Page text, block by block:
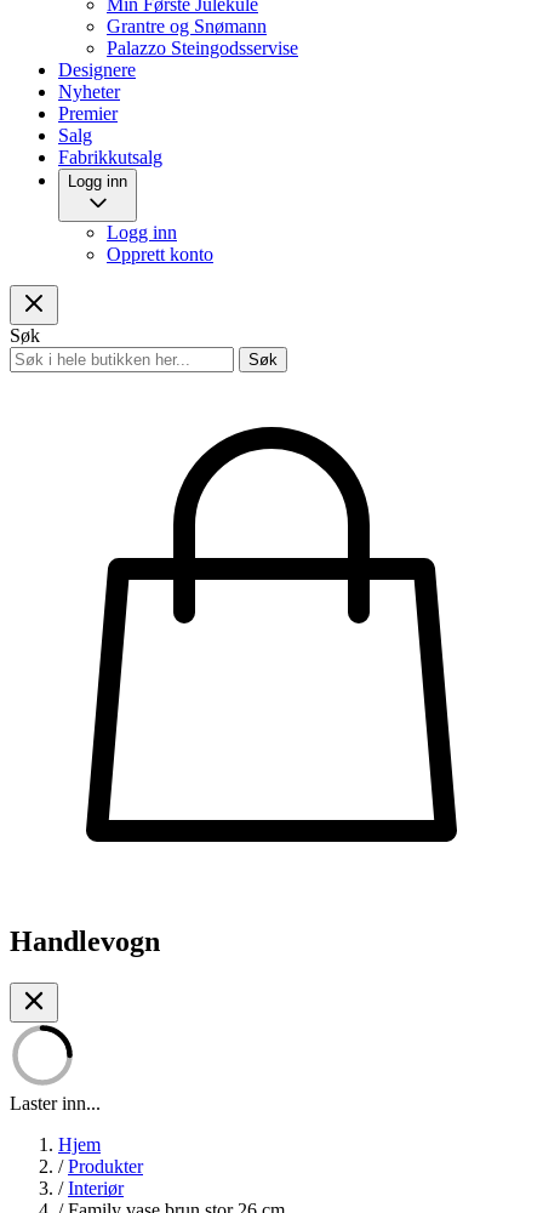
Min Første Julekule
Grantre og Snømann
Palazzo Steingodsservise
Designere
Nyheter
Premier
Salg
Fabrikkutsalg
Logg inn
Logg inn
Opprett konto
Søk
Søk
Handlevogn
Laster inn...
Hjem
/ Produkter
/ Interiør